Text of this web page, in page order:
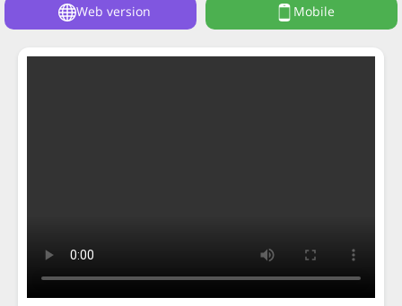
Web version Mobile